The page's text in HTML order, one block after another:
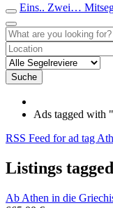
Eins.. Zwei…
Suche
Ads tagged with
RSS Feed for ad tag
Listings
Ab Athen in die